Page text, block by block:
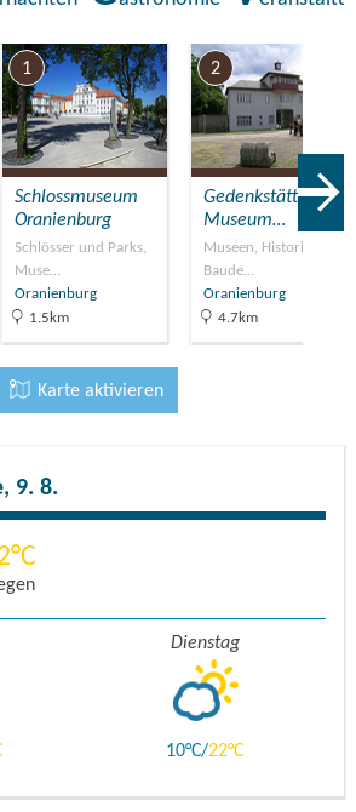
1
Schlossmuseum
Oranienburg
Schlösser und Parks,
Muse…
Oranienburg
1.5km
2
Gedenkstätte und
Museum…
Museen, Historische
Baude…
Oranienburg
4.7km
Karte aktivieren
9. 8.
Dienstag
10 22